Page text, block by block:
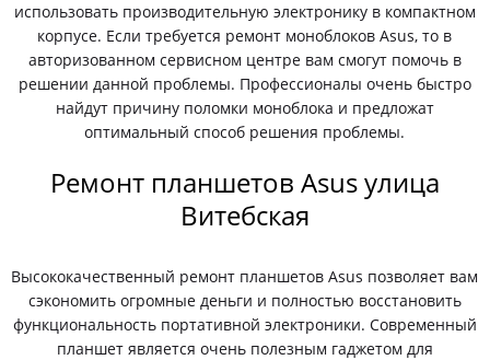
использовать производительную электронику в компактном
корпусе. Если требуется ремонт моноблоков Asus, то в
авторизованном сервисном центре вам смогут помочь в
решении данной проблемы. Профессионалы очень быстро
найдут причину поломки моноблока и предложат
оптимальный способ решения проблемы.
Ремонт планшетов Asus улица
Витебская
Высококачественный ремонт планшетов Asus позволяет вам
сэкономить огромные деньги и полностью восстановить
функциональность портативной электроники. Современный
планшет является очень полезным гаджетом для